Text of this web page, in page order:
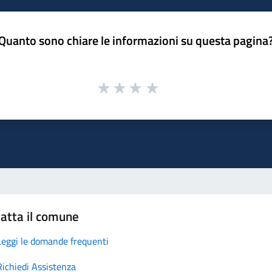
sono chiare le informazioni su questa
il comune
le domande frequenti
Assistenza